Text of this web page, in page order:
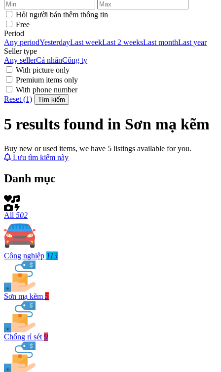
Hỏi người bán thêm thông tin
Free
Period
Any periodYesterdayLast weekLast 2 weeksLast monthLast year
Seller type
Any sellerCá nhânCông ty
With picture only
Premium items only
With phone number
Reset (1)
Tìm kiếm
5 results found in Sơn mạ kẽm
Buy new or used items, we have 5 listings available for you.
Lưu tìm kiếm này
Danh mục
All 502
Công nghiệp 113
Sơn mạ kẽm 5
Chống rỉ sét 9